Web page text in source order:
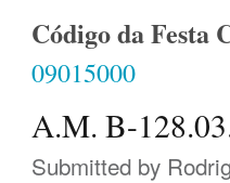
Código da Festa
09015000
A.M. B-
Submitted by